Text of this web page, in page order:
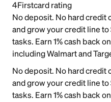
4Firstcard rating
No deposit. No hard credit
and grow your credit line
tasks. Earn 1% cash back
including Walmart and
No deposit. No hard credit
and grow your credit line
tasks. Earn 1% cash back